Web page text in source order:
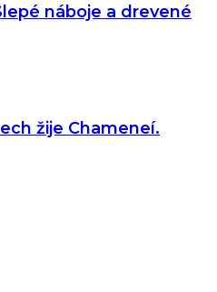
náboje a drevené
žije Chameneí.